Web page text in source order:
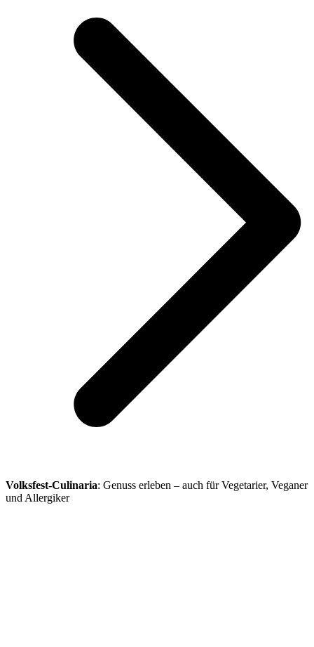
Volksfest-Culinaria: Genuss erleben – auch für Vegetarier, Veganer
und Allergiker